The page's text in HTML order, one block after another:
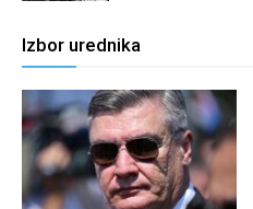
Izbor urednika